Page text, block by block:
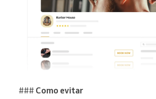
### Como evitar